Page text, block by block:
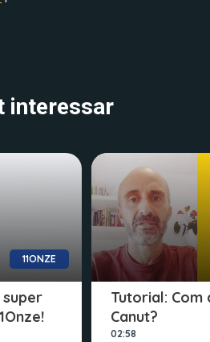
interessar
11ONZE
Tutorial: Com
Canut?
02:58